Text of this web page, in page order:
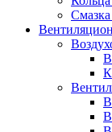
Смазка